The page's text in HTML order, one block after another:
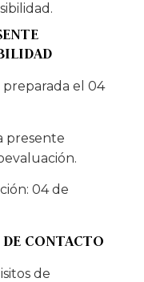
el 04
presente
04 de
DE CONTACTO
de